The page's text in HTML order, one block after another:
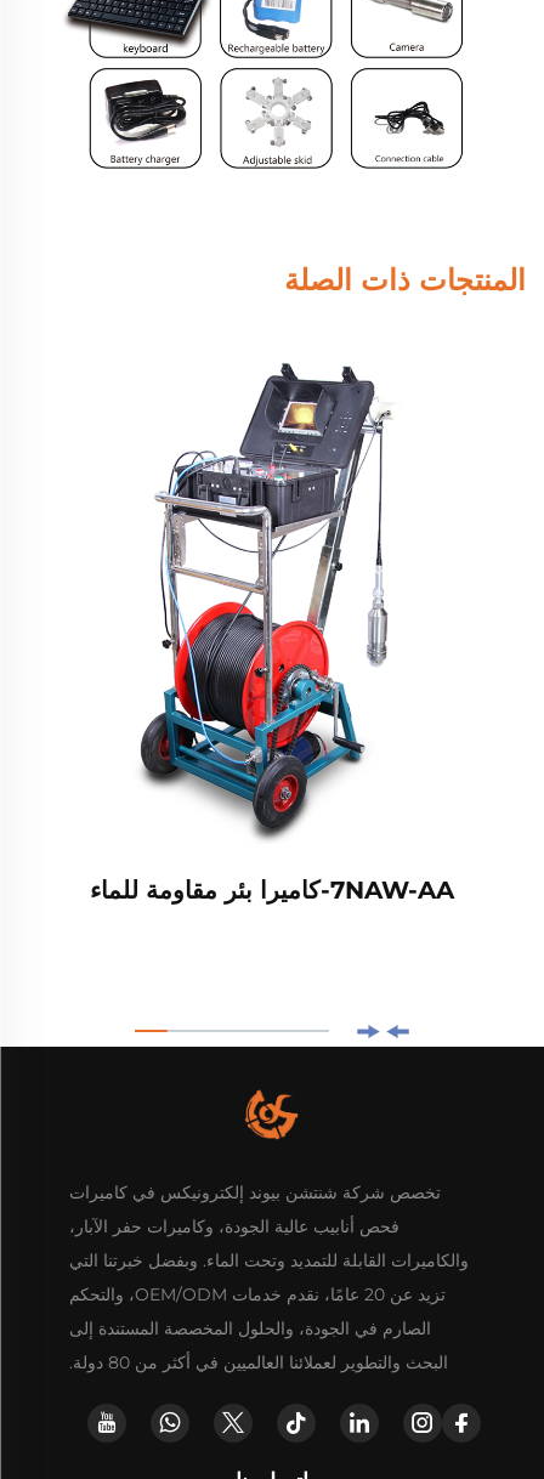
المنتجات ذات الصلة
7NAW-AA-كاميرا بئر مقاومة للماء
تخصص شركة شنتشن بيوند إلكترونيكس في كاميرات
فحص أنابيب عالية الجودة، وكاميرات حفر الآبار،
والكاميرات القابلة للتمديد وتحت الماء. وبفضل خبرتنا التي
تزيد عن 20 عامًا، نقدم خدمات OEM/ODM، والتحكم
الصارم في الجودة، والحلول المخصصة المستندة إلى
البحث والتطوير لعملائنا العالميين في أكثر من 80 دولة.